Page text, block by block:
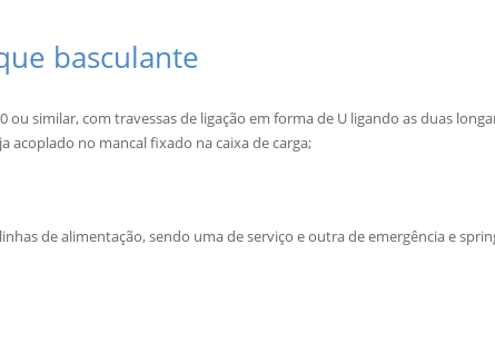
basculante
ou similar, com travessas de ligação em forma de U ligando as duas
acoplado no mancal fixado na caixa de carga;
de alimentação, sendo uma de serviço e outra de emergência e